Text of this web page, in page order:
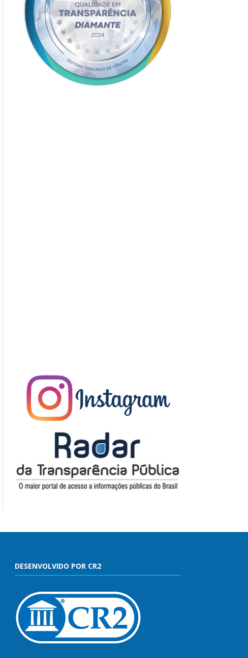
DESENVOLVIDO POR CR2